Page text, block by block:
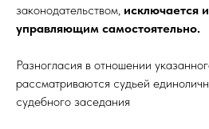
законодательством, исключается
управляющим самостоятельно.
Разногласия в отношении
рассматриваются судьей
судебного заседания